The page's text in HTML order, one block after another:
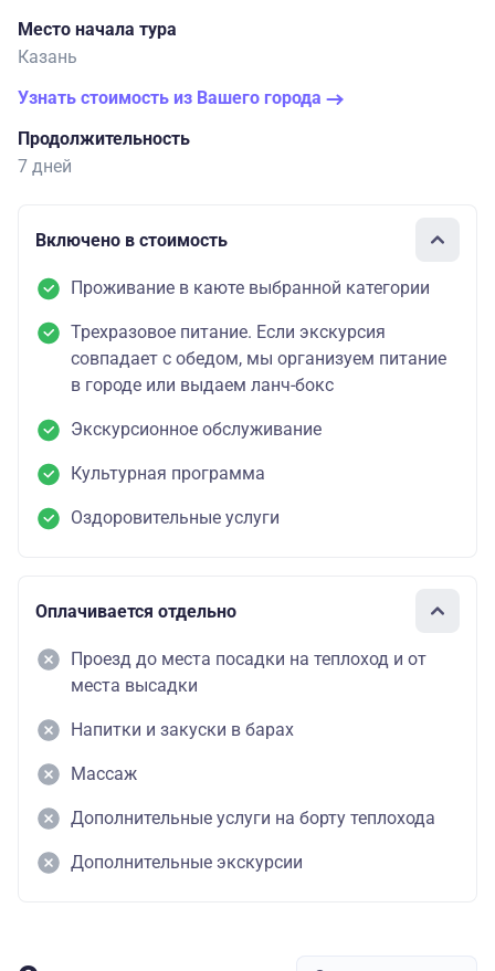
Место начала тура
Казань
Узнать стоимость из Вашего города
Продолжительность
7 дней
Включено в стоимость
Проживание в каюте выбранной категории
Трехразовое питание. Если экскурсия
совпадает с обедом, мы организуем питание
в городе или выдаем ланч-бокс
Экскурсионное обслуживание
Культурная программа
Оздоровительные услуги
Оплачивается отдельно
Проезд до места посадки на теплоход и от
места высадки
Напитки и закуски в барах
Массаж
Дополнительные услуги на борту теплохода
Дополнительные экскурсии